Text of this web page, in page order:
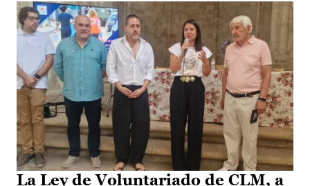
La Ley de Voluntariado de CLM, a